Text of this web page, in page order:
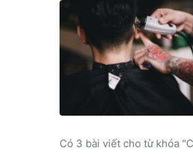
Có 3 bài viết cho từ khóa